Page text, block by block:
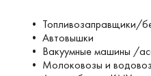
• Топливозаправщики/
• Автовышки
• Вакуумные машины /
• Молоковозы и